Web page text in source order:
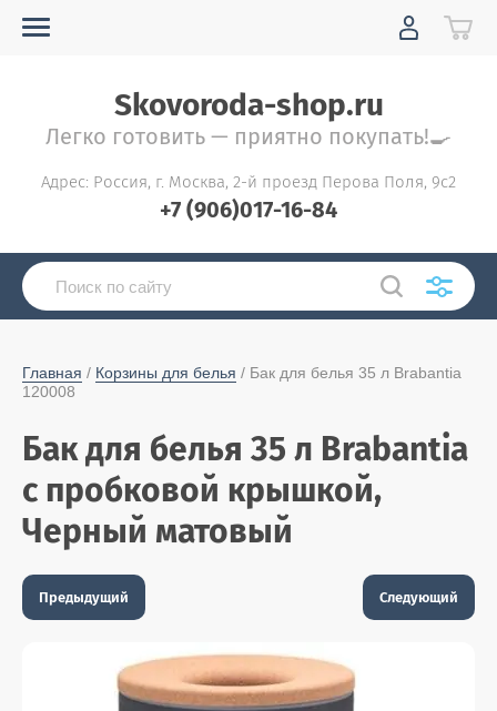
Skovoroda-shop.ru
Легко готовить — приятно покупать!🍳
Адрес: Россия, г. Москва, 2-й проезд Перова Поля, 9с2
+7 (906)017-16-84
Главная / Корзины для белья / Бак для белья 35 л Brabantia
120008
Бак для белья 35 л Brabantia
с пробковой крышкой,
Черный матовый
Предыдущий Следующий